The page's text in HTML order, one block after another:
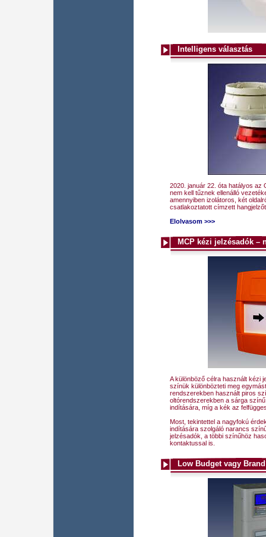
Intelligens választás
2020. január 22. óta hatályos az
nem kell tűznek ellenálló
amennyiben izolátoros, két
csatlakoztatott címzett
Elolvasom >>>
MCP kézi jelzésadók –
A különböző célra használt kézi
színük különbözteti meg
rendszerekben használt piros
oltórendszerekben a sárga
indítására, míg a kék az
Most, tekintettel a nagyfokú
indítására szolgáló narancs
jelzésadók, a többi színűhöz
kontaktussal is.
Low Budget vagy